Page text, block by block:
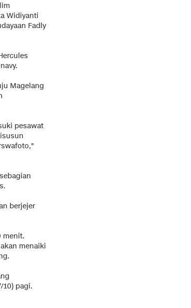
Widiyanti
Fadly
Magelang
pesawat
berjejer
menit.
menaiki
10) pagi.